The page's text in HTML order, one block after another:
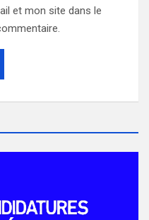
et mon site dans le